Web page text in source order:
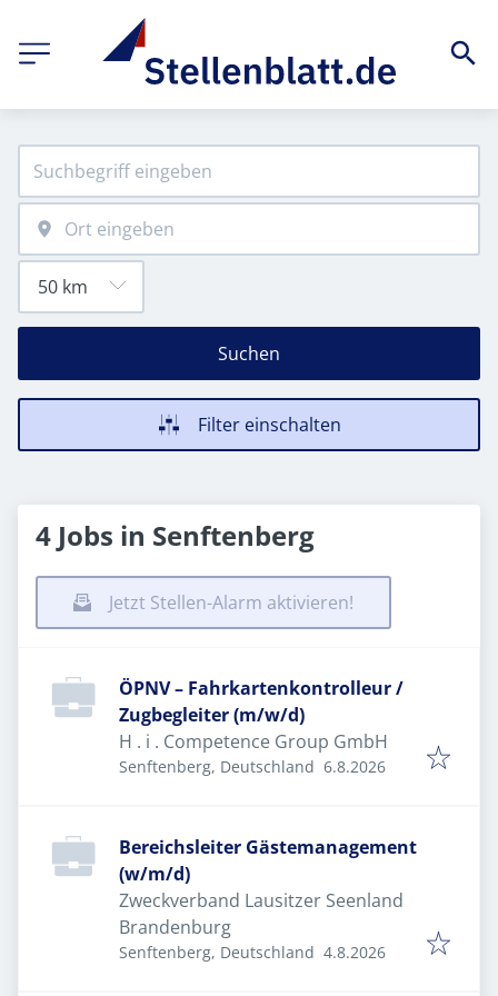
Suchen
Filter einschalten
4 Jobs in Senftenberg
Jetzt Stellen-Alarm aktivieren!
ÖPNV – Fahrkartenkontrolleur /
Zugbegleiter (m/w/d)
H . i . Competence Group GmbH
Senftenberg, Deutschland Veröffentlicht
6.8.2026
Bereichsleiter Gästemanagement
(w/m/d)
Zweckverband Lausitzer Seenland
Brandenburg
Senftenberg, Deutschland Veröffentlicht
4.8.2026